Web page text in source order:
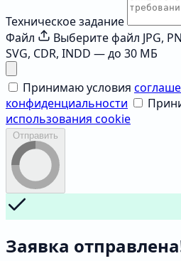
Техническое задание
Файл
Выберите файл JPG,
SVG, CDR, INDD — до 30 МБ
Принимаю условия
конфиденциальности
использования cookie
Отправить
Заявка